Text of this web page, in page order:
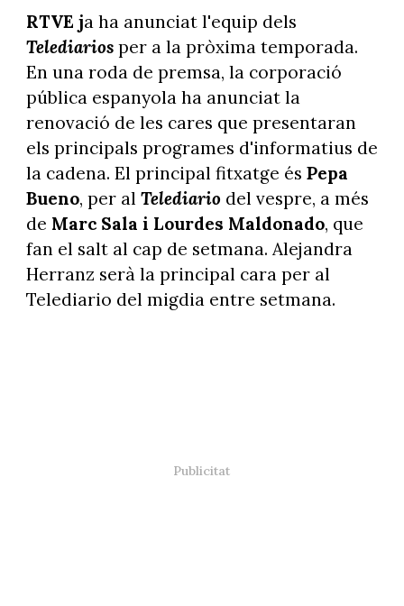
RTVE ja ha anunciat l'equip dels
Telediarios per a la pròxima temporada.
En una roda de premsa, la corporació
pública espanyola ha anunciat la
renovació de les cares que presentaran
els principals programes d'informatius de
la cadena. El principal fitxatge és Pepa
Bueno, per al Telediariodel vespre, a més
de Marc Sala i Lourdes Maldonado, que
fan el salt al cap de setmana. Alejandra
Herranz serà la principal cara per al
Telediario del migdia entre setmana.